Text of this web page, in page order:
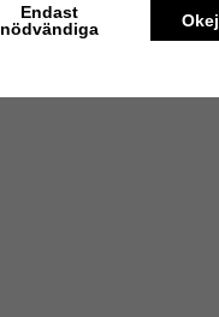
Endast
nödvändiga
Okej